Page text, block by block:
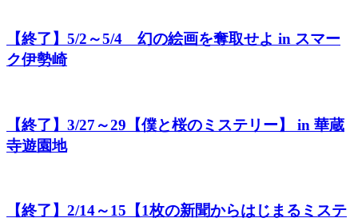
【終了】5/2～5/4 幻の絵画を奪取せよ in スマー
ク伊勢崎
【終了】3/27～29【僕と桜のミステリー】 in 華蔵
寺遊園地
【終了】2/14～15【1枚の新聞からはじまるミステ